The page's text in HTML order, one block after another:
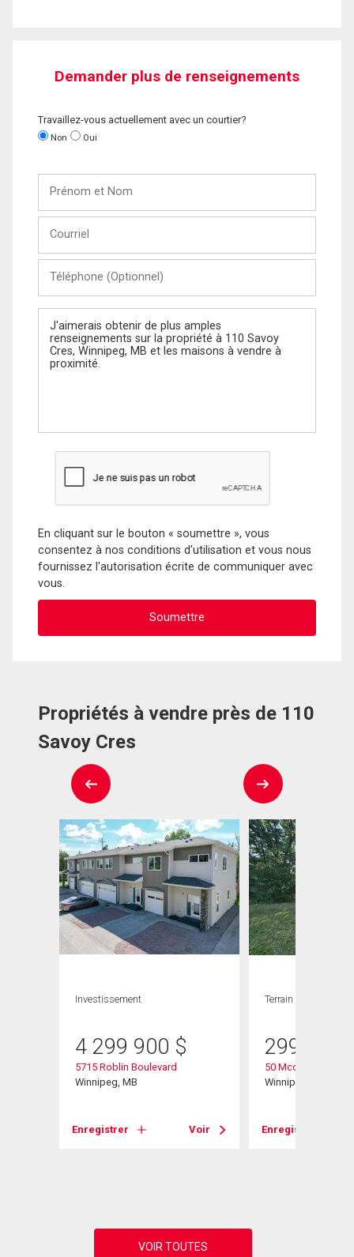
Demander plus de renseignements
Travaillez-vous actuellement avec un courtier?
Non Oui
Nom
(Optionnel)
Message
En cliquant sur le bouton « soumettre », vous
consentez à nos conditions d'utilisation et vous nous
fournissez l'autorisation écrite de communiquer avec
vous.
Propriétés à vendre près de 110
Savoy Cres
Investissement
4 299 900 $
5715 Roblin Boulevard
Winnipeg, MB
Enregistrer Voir
Terrain
299 900
50 Mccallum
Winnipeg, MB
Enregistrer